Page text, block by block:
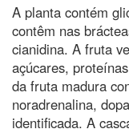
A planta contém
contêm nas
cianidina. A fruta
açúcares,
da fruta madura
noradrenalina,
identificada. A